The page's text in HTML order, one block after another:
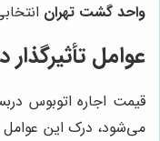
واحد گشت تهران
عوامل
قیمت اجاره اتوبوس
می‌شود، درک این عوامل